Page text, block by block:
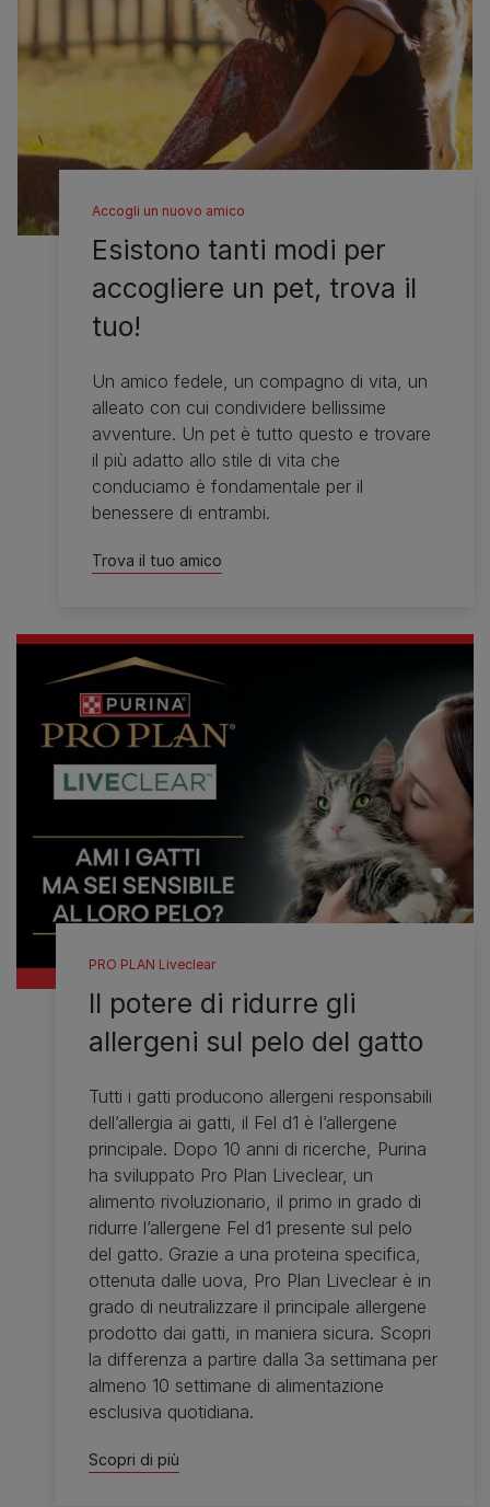
Accogli un nuovo amico
Esistono tanti modi per
accogliere un pet, trova il
tuo!
Un amico fedele, un compagno di vita, un
alleato con cui condividere bellissime
avventure. Un pet è tutto questo e trovare
il più adatto allo stile di vita che
conduciamo è fondamentale per il
benessere di entrambi.
Trova il tuo amico
PRO PLAN Liveclear
Il potere di ridurre gli
allergeni sul pelo del gatto
Tutti i gatti producono allergeni responsabili
dell’allergia ai gatti, il Fel d1 è l’allergene
principale. Dopo 10 anni di ricerche, Purina
ha sviluppato Pro Plan Liveclear, un
alimento rivoluzionario, il primo in grado di
ridurre l’allergene Fel d1 presente sul pelo
del gatto. Grazie a una proteina specifica,
ottenuta dalle uova, Pro Plan Liveclear è in
grado di neutralizzare il principale allergene
prodotto dai gatti, in maniera sicura. Scopri
la differenza a partire dalla 3a settimana per
almeno 10 settimane di alimentazione
esclusiva quotidiana.
Scopri di più